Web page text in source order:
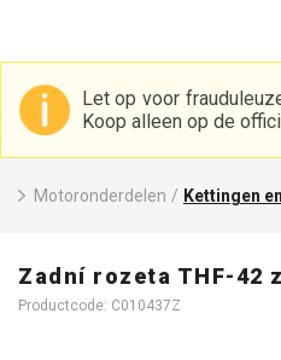
Let op voor
Koop alleen op de
Motoronderdelen / Kettingen
Zadní rozeta THF-42
Productcode: C010437Z